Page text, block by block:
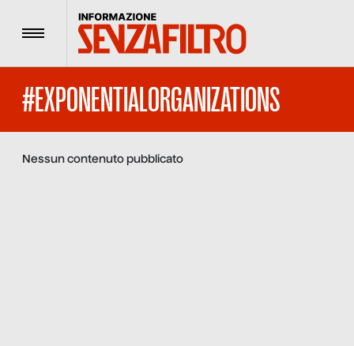
Menu
#EXPONENTIALORGANIZATIONS
Nessun contenuto pubblicato